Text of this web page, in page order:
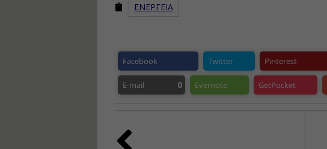
ΕΝΕΡΓΕΙΑ
Facebook Twitter Pinterest
E-mail 0 Evernote GetPocket